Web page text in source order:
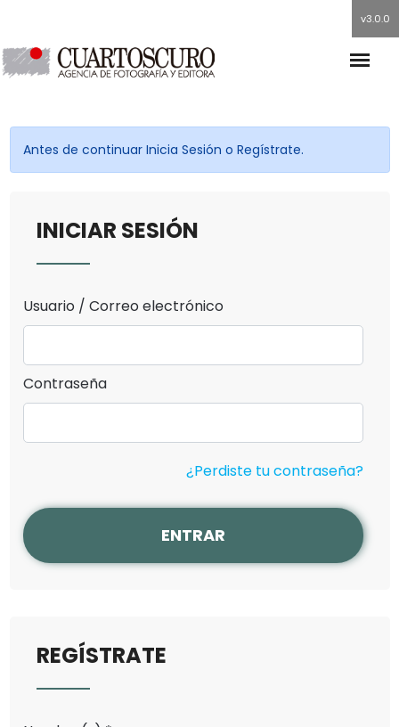
v3.0.0
Antes de continuar Inicia Sesión o Regístrate.
INICIAR SESIÓN
Usuario / Correo electrónico
Contraseña
¿Perdiste tu contraseña?
ENTRAR
REGÍSTRATE